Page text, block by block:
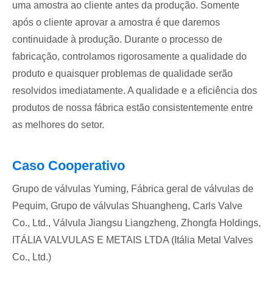
uma amostra ao cliente antes da produção. Somente
após o cliente aprovar a amostra é que daremos
continuidade à produção. Durante o processo de
fabricação, controlamos rigorosamente a qualidade do
produto e quaisquer problemas de qualidade serão
resolvidos imediatamente. A qualidade e a eficiência dos
produtos de nossa fábrica estão consistentemente entre
as melhores do setor.
Caso Cooperativo
Grupo de válvulas Yuming, Fábrica geral de válvulas de
Pequim, Grupo de válvulas Shuangheng, Carls Valve
Co., Ltd., Válvula Jiangsu Liangzheng, Zhongfa Holdings,
ITÁLIA VALVULAS E METAIS LTDA (Itália Metal Valves
Co., Ltd.)